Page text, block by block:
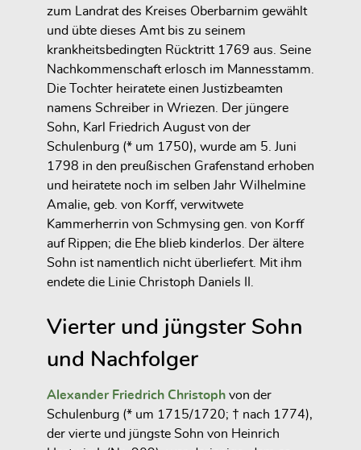
zum Landrat des Kreises Oberbarnim gewählt
und übte dieses Amt bis zu seinem
krankheitsbedingten Rücktritt 1769 aus. Seine
Nachkommenschaft erlosch im Mannesstamm.
Die Tochter heiratete einen Justizbeamten
namens Schreiber in Wriezen. Der jüngere
Sohn, Karl Friedrich August von der
Schulenburg (* um 1750), wurde am 5. Juni
1798 in den preußischen Grafenstand erhoben
und heiratete noch im selben Jahr Wilhelmine
Amalie, geb. von Korff, verwitwete
Kammerherrin von Schmysing gen. von Korff
auf Rippen; die Ehe blieb kinderlos. Der ältere
Sohn ist namentlich nicht überliefert. Mit ihm
endete die Linie Christoph Daniels II.
Vierter und jüngster Sohn
und Nachfolger
Alexander Friedrich Christoph von der
Schulenburg (* um 1715/1720; † nach 1774),
der vierte und jüngste Sohn von Heinrich